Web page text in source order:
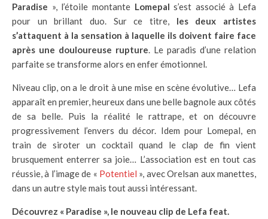
Paradise », l’étoile montante Lomepal s’est associé à Lefa
pour un brillant duo. Sur ce titre, les deux artistes
s’attaquent à la sensation à laquelle ils doivent faire face
après une douloureuse rupture. Le paradis d’une relation
parfaite se transforme alors en enfer émotionnel.
Niveau clip, on a le droit à une mise en scène évolutive… Lefa
apparaît en premier, heureux dans une belle bagnole aux côtés
de sa belle. Puis la réalité le rattrape, et on découvre
progressivement l’envers du décor. Idem pour Lomepal, en
train de siroter un cocktail quand le clap de fin vient
brusquement enterrer sa joie… L’association est en tout cas
réussie, à l’image de « Potentiel », avec Orelsan aux manettes,
dans un autre style mais tout aussi intéressant.
Découvrez « Paradise », le nouveau clip de Lefa feat.